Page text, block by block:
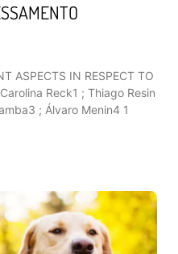
ASPECTS IN RESPECT TO
Reck1 ; Thiago Resin
; Álvaro Menin4 1